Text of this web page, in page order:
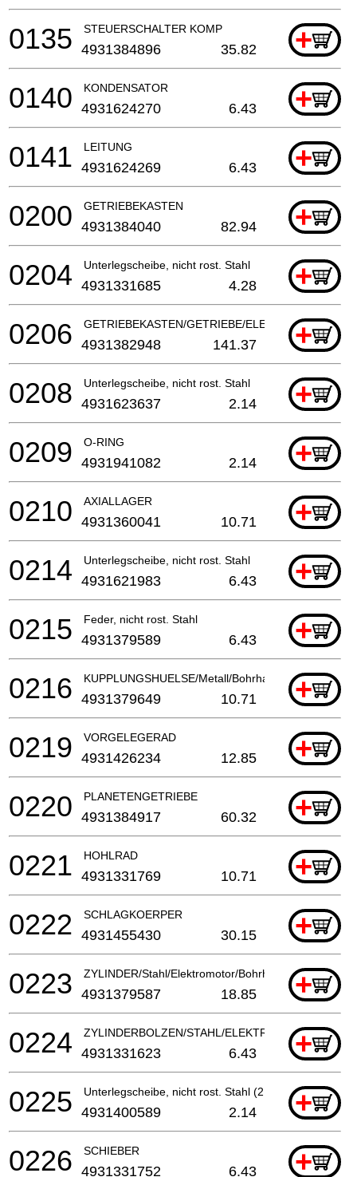
STEUERSCHALTER KOMP +
0135 4931384896 35.82
KONDENSATOR +
0140 4931624270 6.43
LEITUNG +
0141 4931624269 6.43
GETRIEBEKASTEN +
0200 4931384040 82.94
Unterlegscheibe, nicht rost. Stahl +
0204 4931331685 4.28
GETRIEBEKASTEN/GETRIEBE/ +
0206 4931382948 141.37
Unterlegscheibe, nicht rost. Stahl +
0208 4931623637 2.14
O-RING +
0209 4931941082 2.14
AXIALLAGER +
0210 4931360041 10.71
Unterlegscheibe, nicht rost. Stahl +
0214 4931621983 6.43
Feder, nicht rost. Stahl +
0215 4931379589 6.43
KUPPLUNGSHUELSE/Metall/Bohrhammer+
0216 4931379649 10.71
VORGELEGERAD +
0219 4931426234 12.85
PLANETENGETRIEBE +
0220 4931384917 60.32
HOHLRAD +
0221 4931331769 10.71
SCHLAGKOERPER +
0222 4931455430 30.15
ZYLINDER/Stahl/Elektromotor/Bohrhammer+
0223 4931379587 18.85
ZYLINDERBOLZEN/STAHL/ELEKTROWERKZEUG
+
0224 4931331623 6.43
Unterlegscheibe, nicht rost. Stahl (2 benötigt)
+
0225 4931400589 2.14
SCHIEBER +
0226 4931331752 6.43